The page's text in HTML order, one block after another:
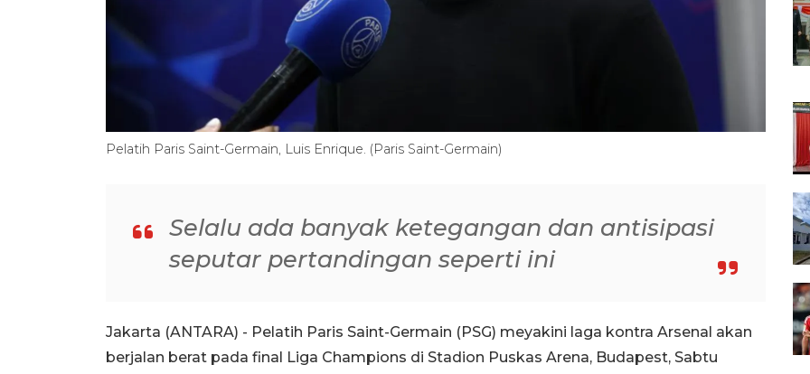
Pelatih Paris Saint-Germain, Luis Enrique. (Paris Saint-Germain)
Selalu ada banyak ketegangan dan antisipasi
seputar pertandingan seperti ini
Jakarta (ANTARA) - Pelatih Paris Saint-Germain (PSG) meyakini laga kontra Arsenal akan
berjalan berat pada final Liga Champions di Stadion Puskas Arena, Budapest, Sabtu